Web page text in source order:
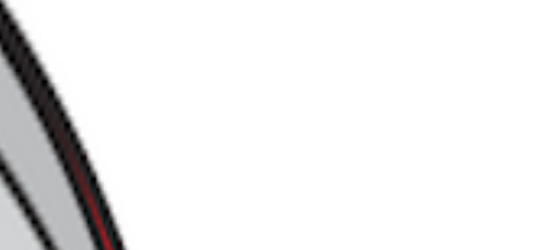
울에서 시작해
죠. 유통 산업
한 경쟁 포인
넓혀왔고, 최
보일 수도 있지
수 있다는 계
로운 점포를 열